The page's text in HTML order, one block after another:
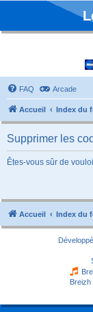
FAQ Arcade
Accueil Index du
Supprimer les
Êtes-vous sûr de
Accueil Index du
Breizh